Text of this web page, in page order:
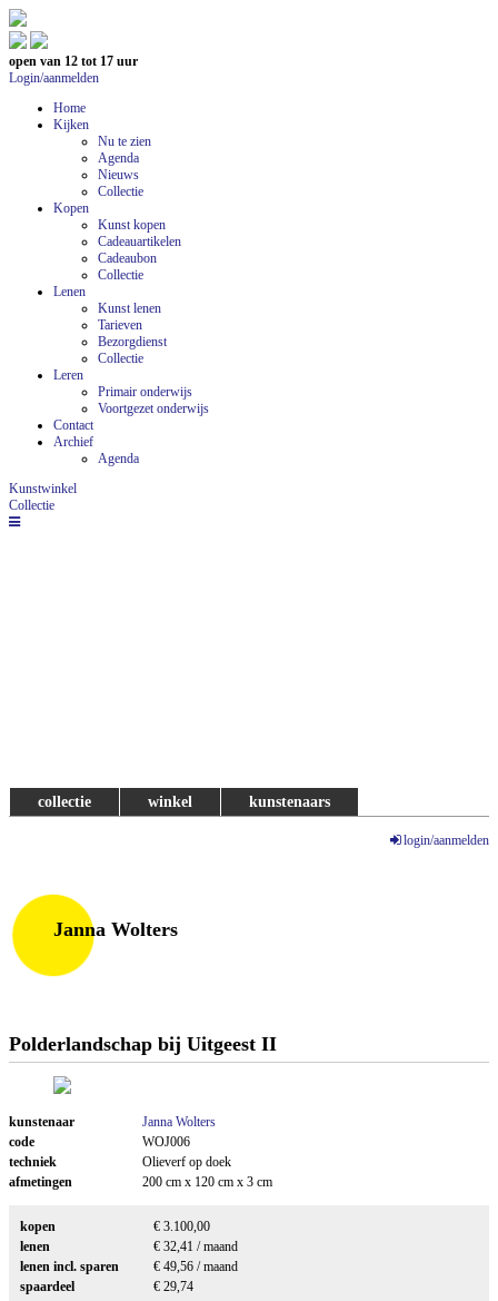
open van 12 tot 17 uur
Login/aanmelden
Home
Kijken
Nu te zien
Agenda
Nieuws
Collectie
Kopen
Kunst kopen
Cadeauartikelen
Cadeaubon
Collectie
Lenen
Kunst lenen
Tarieven
Bezorgdienst
Collectie
Leren
Primair onderwijs
Voortgezet onderwijs
Contact
Archief
Agenda
Kunstwinkel
Collectie
collectie winkel kunstenaars
login/aanmelden
Janna Wolters
Polderlandschap bij Uitgeest II
kunstenaar
Janna Wolters
code
WOJ006
techniek
Olieverf op doek
afmetingen
200 cm x 120 cm x 3 cm
kopen
€ 3.100,00
lenen
€ 32,41 / maand
lenen incl. sparen
€ 49,56 / maand
spaardeel
€ 29,74